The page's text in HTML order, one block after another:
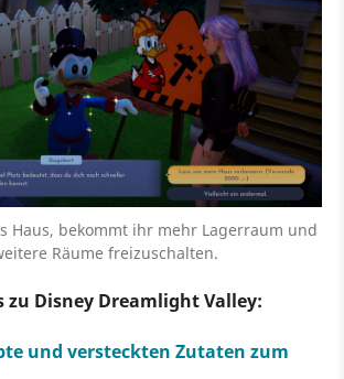
Haus, bekommt ihr mehr Lagerraum und
Räume freizuschalten.
zu Disney Dreamlight Valley:
und versteckten Zutaten zum